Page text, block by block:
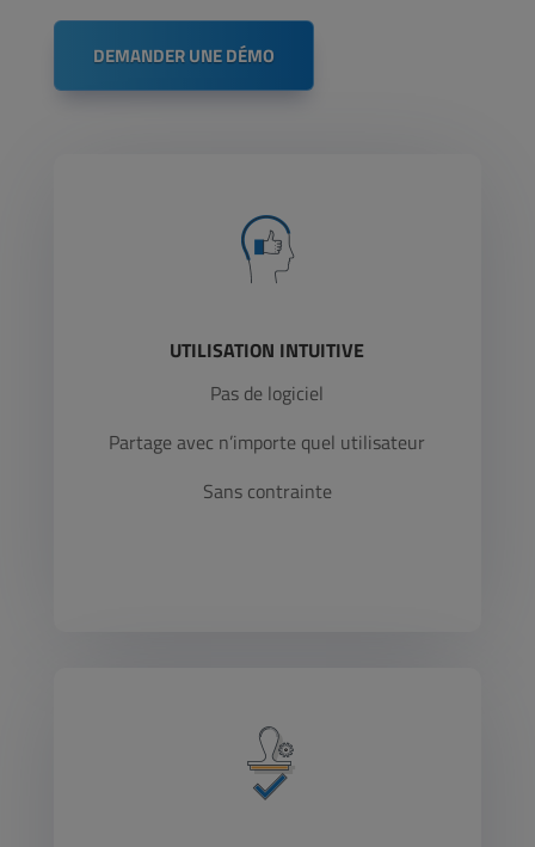
DEMANDER UNE DÉMO
UTILISATION INTUITIVE
Pas de logiciel
Partage avec n’importe quel utilisateur
Sans contrainte